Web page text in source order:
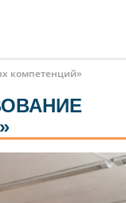
компетенций»